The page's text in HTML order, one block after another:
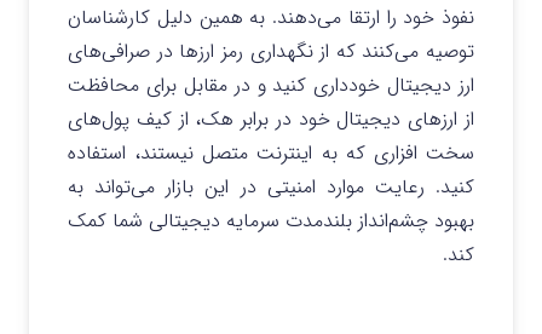
نفوذ خود را ارتقا می‌دهند. به همین دلیل کارشناسان
توصیه می‌کنند که از نگهداری رمز ارزها در صرافی‌های
ارز دیجیتال خودداری کنید و در مقابل برای محافظت
از ارزهای دیجیتال خود در برابر هک، از کیف پول‌های
سخت افزاری که به اینترنت متصل نیستند، استفاده
کنید. رعایت موارد امنیتی در این بازار می‌تواند به
بهبود چشم‌انداز بلندمدت سرمایه دیجیتالی شما کمک
کند.